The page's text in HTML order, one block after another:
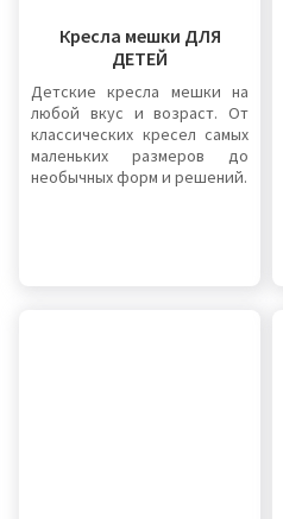
Кресла мешки ДЛЯ
ДЕТЕЙ
Детские кресла мешки на
любой вкус и возраст. От
классических кресел самых
маленьких размеров до
необычных форм и решений.